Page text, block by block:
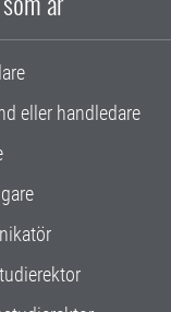
eller handledare